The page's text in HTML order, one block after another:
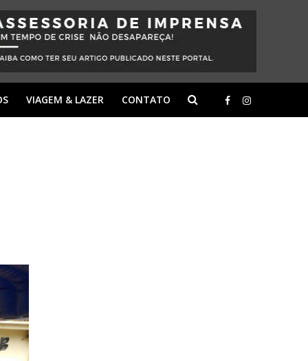
VIAGEM & LAZER CONTATO